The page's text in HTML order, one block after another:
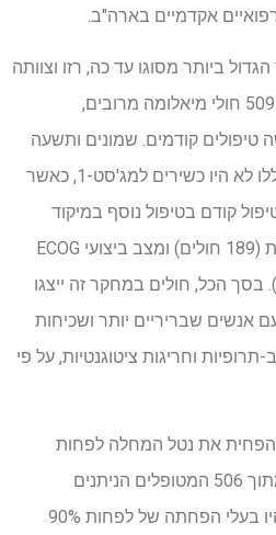
ביותר מסוגו עד כה, רזו וצוותה
ניתחו רטרוספקס נתונים של 509 חולי מיאלומה מרובים,
קודמים. שמונים ותשעה
אחוזים (453) מהמטופלים הללו לא היו כשירים למג'סט-1, כאשר
קודם בטיפול נוסף במיקוד
BCMA (236 חולים), ציטופניות (189 חולים) ומצב ביצועי ECOG
(117 חולים). בסך הכל, חולים במחקר זה ייצגו
אנשים שבריריים יותר ושכיחות
וחריגות ציטוגנטיות, על פי
הפחית את נטל המחלה לפחות
במחצית בקרב 53% (270) מתוך 506 המטופלים הניתנים
להערכה, כאשר 45% (228) היו בעלי הפחתה של לפחות 90%